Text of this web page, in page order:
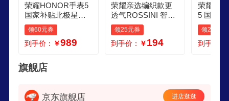
荣耀HONOR手表5
国家补贴北极星定
位系统腕上一键体
检10天eSIM长续航
松柏绿 智能手表 送
领60元券
到手价： ￥989
荣耀亲选编织款更
透气ROSSINI 智能
手表 2i国家补贴151
85英寸AMOLED大
屏 全天健康监测 编
领25元券
到手价： ￥194
荣耀
5 国家补
97英寸
29g轻薄
实时气
领25元券
到手价：
旗舰店
京东旗舰店 进店逛逛